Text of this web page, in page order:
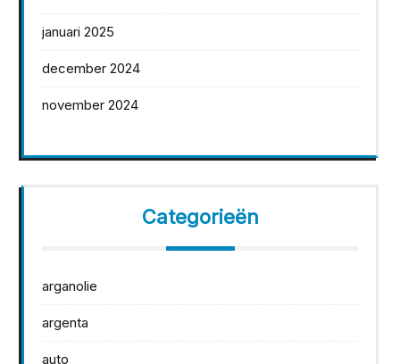
januari 2025
december 2024
november 2024
Categorieën
arganolie
argenta
auto